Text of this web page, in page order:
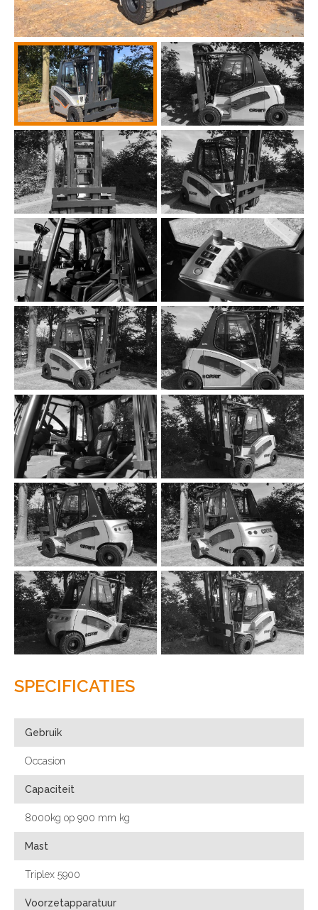
SPECIFICATIES
Gebruik
Occasion
Capaciteit
8000kg op 900 mm kg
Mast
Triplex 5900
Voorzetapparatuur